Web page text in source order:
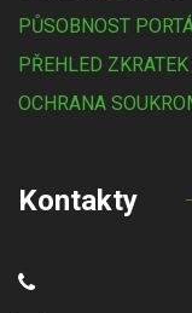
PŮSOBNOST
PŘEHLED ZKRATEK
OCHRANA
Kontakty